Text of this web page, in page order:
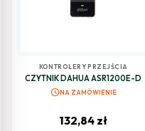
KONTROLERY PRZEJŚCIA
CZYTNIK DAHUA ASR1200E-D
scheduleNA ZAMÓWIENIE
132,84 zł